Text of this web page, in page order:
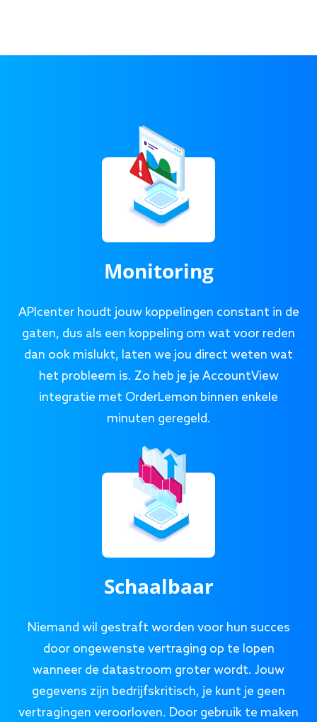
Monitoring
APIcenter houdt jouw koppelingen constant in de
gaten, dus als een koppeling om wat voor reden
dan ook mislukt, laten we jou direct weten wat
het probleem is. Zo heb je je AccountView
integratie met OrderLemon binnen enkele
minuten geregeld.
Schaalbaar
Niemand wil gestraft worden voor hun succes
door ongewenste vertraging op te lopen
wanneer de datastroom groter wordt. Jouw
gegevens zijn bedrijfskritisch, je kunt je geen
vertragingen veroorloven. Door gebruik te maken